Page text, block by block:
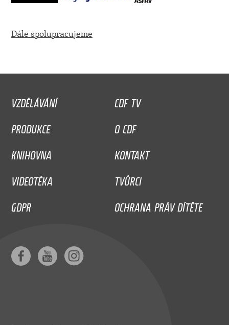
Dále spolupracujeme
VZDĚLÁVÁNÍ
CDF TV
PRODUKCE
O CDF
KNIHOVNA
KONTAKT
VIDEOTÉKA
TVŮRCI
GDPR
OCHRANA PRÁV DÍTĚTE